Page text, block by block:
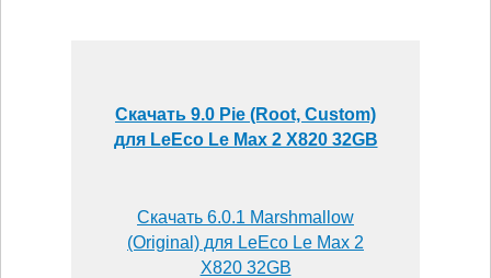
Скачать 9.0 Pie (Root, Custom)
для LeEco Le Max 2 X820 32GB
Скачать 6.0.1 Marshmallow
(Original) для LeEco Le Max 2
X820 32GB